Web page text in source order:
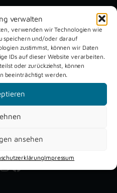
verwalten
verwenden wir Technologien wie
speichern und/oder darauf
zustimmst, können wir Daten
IDs auf dieser Website verarbeiten.
oder zurückziehst, können
beeinträchtigt werden.
ansehen
Impressum
Dreckburg
Instagram
Facebook